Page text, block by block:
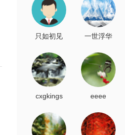
只如初见 一世浮华
cxgkings eeee